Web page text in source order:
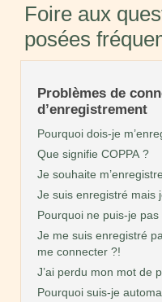
Foire aux
posées
Problèmes de
d’enregistrement
Pourquoi dois-je
Que signifie COPPA ?
Je souhaite
Je suis enregistré mais
Pourquoi ne puis-je
Je me suis enregistré
me connecter ?!
J’ai perdu mon mot de
Pourquoi suis-je